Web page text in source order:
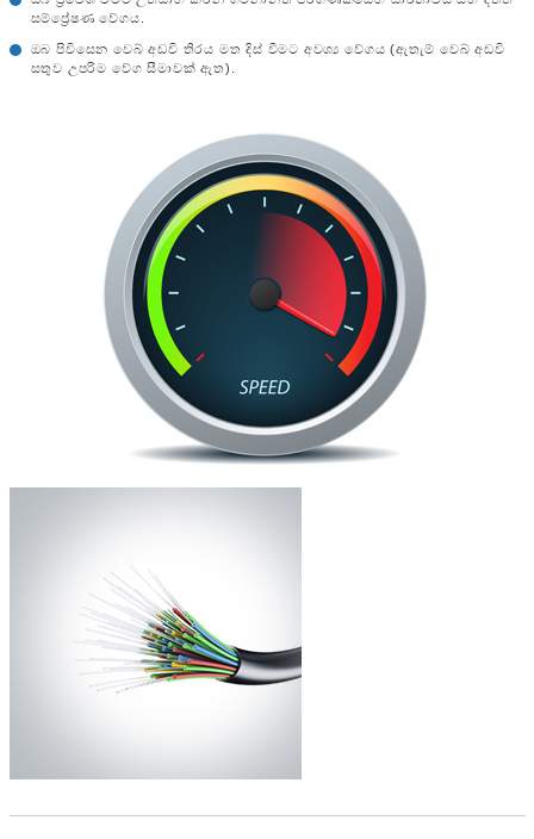
සම්ප්‍රේෂණ වේගය.
ඔබ පිවිසෙන වෙබ් අඩවි තිරය මත දිස් වීමට අවශ්‍ය වේගය (ඇතැම් වෙබ් අඩවි
සතුව උපරිම වේග සීමාවක් ඇත).